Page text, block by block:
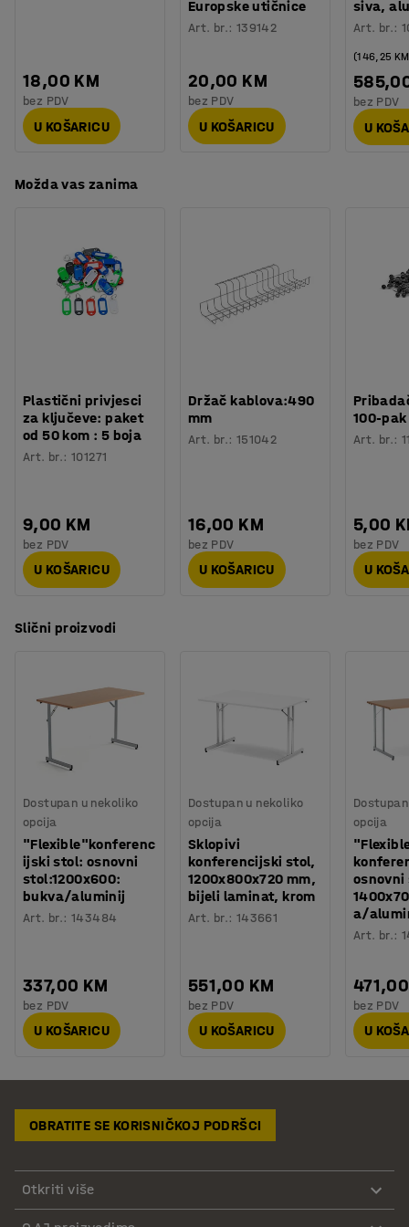
18,00 KM
bez PDV
U KOŠARICU
Europske utičnice
Art. br.: 139142
20,00 KM
bez PDV
U KOŠARICU
siva,
Art. br.:
(146,25
bez PDV
U
Možda vas zanima
Plastični privjesci
za ključeve: paket
od 50 kom : 5 boja
Art. br.:101271
9,00 KM
bez PDV
U KOŠARICU
Držač kablova:490
mm
Art. br.: 151042
16,00 KM
bez PDV
U KOŠARICU
100-pak
Art. br.:
5,00
bez PDV
U
Slični proizvodi
Dostupan u nekoliko
opcija
"Flexible"konferenc
ijski stol: osnovni
stol:1200x600:
bukva/aluminij
Art. br.:143484
337,00 KM
bez PDV
U KOŠARICU
Dostupan u nekoliko
opcija
Sklopivi
konferencijski stol,
1200x800x720 mm,
bijeli laminat, krom
Art. br.: 143661
551,00 KM
bez PDV
U KOŠARICU
opcija
a/
Art. br.:
bez PDV
U
OBRATITE SE KORISNIČKOJ PODRŠCI
Otkriti više